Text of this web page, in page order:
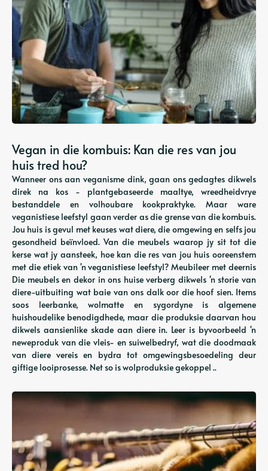
Vegan in die kombuis: Kan die res van jou
huis tred hou?
Wanneer ons aan veganisme dink, gaan ons gedagtes dikwels
direk na kos - plantgebaseerde maaltye, wreedheidvrye
bestanddele en volhoubare kookpraktyke. Maar ware
veganistiese leefstyl gaan verder as die grense van die kombuis.
Jou huis is gevul met keuses wat diere, die omgewing en selfs jou
gesondheid beïnvloed. Van die meubels waarop jy sit tot die
kerse wat jy aansteek, hoe kan die res van jou huis ooreenstem
met die etiek van 'n veganistiese leefstyl? Meubileer met deernis
Die meubels en dekor in ons huise verberg dikwels 'n storie van
diere-uitbuiting wat baie van ons dalk oor die hoof sien. Items
soos leerbanke, wolmatte en sygordyne is algemene
huishoudelike benodigdhede, maar die produksie daarvan hou
dikwels aansienlike skade aan diere in. Leer is byvoorbeeld 'n
neweproduk van die vleis- en suiwelbedryf, wat die doodmaak
van diere vereis en bydra tot omgewingsbesoedeling deur
giftige looiprosesse. Net so is wolproduksie gekoppel ..